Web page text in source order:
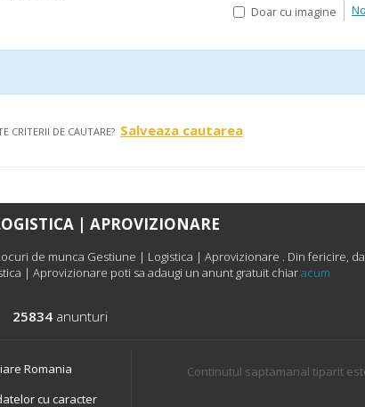
Doar cu imagine
CRITERII DE CAUTARE? Salveaza cautarea
| APROVIZIONARE
de munca Gestiune | Logistica | Aprovizionare . Din fericire,
| Aprovizionare poti sa adaugi un anunt gratuit chiaracum
25834anunturi
Romania
cu caracter
Continutul saptamanal tiparit